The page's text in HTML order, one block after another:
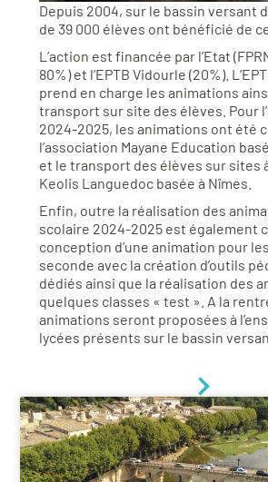
Depuis 2004, sur le bassin versant
de 39 000 élèves ont bénéficié de
L’action est financée par l’Etat
80%) et l’EPTB Vidourle (20%).
prend en charge les animations
transport sur site des élèves. Pour
2024-2025, les animations ont été
l’association Mayane Education
et le transport des élèves sur sites
Keolis Languedoc basée à Nîmes.
Enfin, outre la réalisation des
scolaire 2024-2025 est également
conception d’une animation pour
seconde avec la création d’outils
dédiés ainsi que la réalisation des
quelques classes « test ». A la
animations seront proposées à
lycées présents sur le bassin